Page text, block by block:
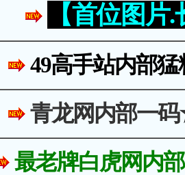
【首位图片
49高手站内部
青龙网内部一
最老牌白虎网内